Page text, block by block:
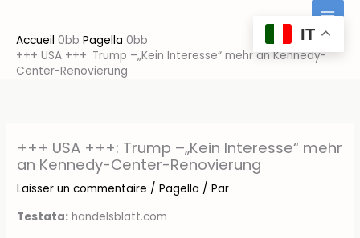
contenu
Accueil
Pagella
+++ USA +++: Trump –„Kein Interesse“ mehr an Kennedy-
Center-Renovierung
+++ USA +++: Trump –„Kein Interesse“ mehr
an Kennedy-Center-Renovierung
Laisser un commentaire /Pagella / Par
Testata: handelsblatt.com
IT